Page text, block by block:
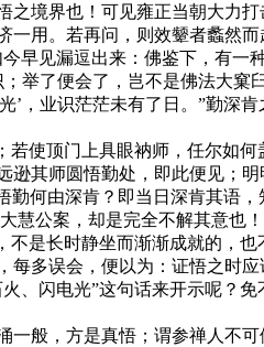
境界也！可见雍正当朝大力
用。若再问，则效颦者蠡然
早见漏逗出来：佛鉴下，有一
举了便会了，岂不是佛法大窠
，业识茫茫未有了日。”勤深
使顶门上具眼衲师，任尔如何
其师圆悟勤处，即此便见；
勤何由深肯？即当日深肯其语
慧公案，却是完全不解其意也！
长时静坐而渐渐成就的，也
多误会，便以为：证悟之时
、闪电光”这句话来开示呢？
般，方是真悟；谓参禅人不